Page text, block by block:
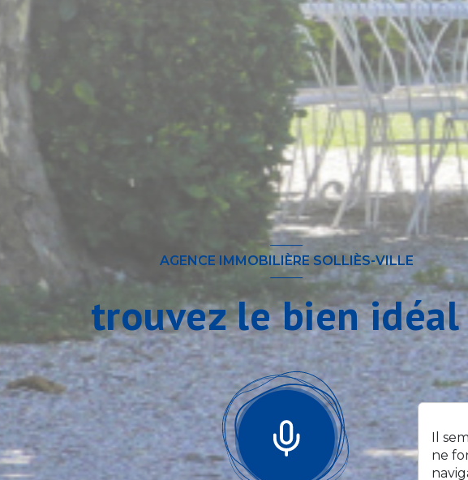
AGENCE IMMOBILIÈRE SOLLIÈS-VILLE
trouvez le bien
Il
ne